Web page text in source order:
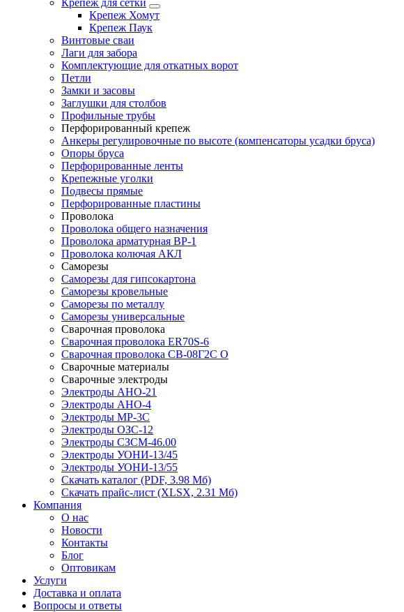
Крепеж для сетки
Крепеж Хомут
Крепеж Паук
Винтовые сваи
Лаги для забора
Комплектующие для откатных ворот
Петли
Замки и засовы
Заглушки для столбов
Профильные трубы
Перфорированный крепеж
Анкеры регулировочные по высоте (компенсаторы усадки бруса)
Опоры бруса
Перфорированные ленты
Крепежные уголки
Подвесы прямые
Перфорированные пластины
Проволока
Проволока общего назначения
Проволока арматурная ВР-1
Проволока колючая АКЛ
Саморезы
Саморезы для гипсокартона
Саморезы кровельные
Саморезы по металлу
Саморезы универсальные
Сварочная проволока
Сварочная проволока ER70S-6
Сварочная проволока СВ-08Г2С О
Сварочные материалы
Сварочные электроды
Электроды АНО-21
Электроды АНО-4
Электроды МР-3С
Электроды ОЗС-12
Электроды СЗСМ-46.00
Электроды УОНИ-13/45
Электроды УОНИ-13/55
Скачать каталог (PDF, 3.98 Мб)
Скачать прайс-лист (XLSX, 2.31 Мб)
Компания
О нас
Новости
Контакты
Блог
Оптовикам
Услуги
Доставка и оплата
Вопросы и ответы